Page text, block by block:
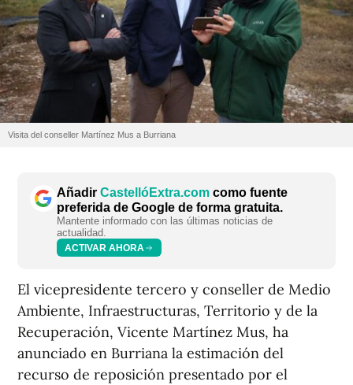
Visita del conseller Martínez Mus a Burriana
Añadir CastellóExtra.com como fuente
preferida de Google de forma gratuita.
Mantente informado con las últimas noticias de
actualidad.
ACTIVAR AHORA
El vicepresidente tercero y conseller de Medio
Ambiente, Infraestructuras, Territorio y de la
Recuperación, Vicente Martínez Mus, ha
anunciado en Burriana la estimación del
recurso de reposición presentado por el